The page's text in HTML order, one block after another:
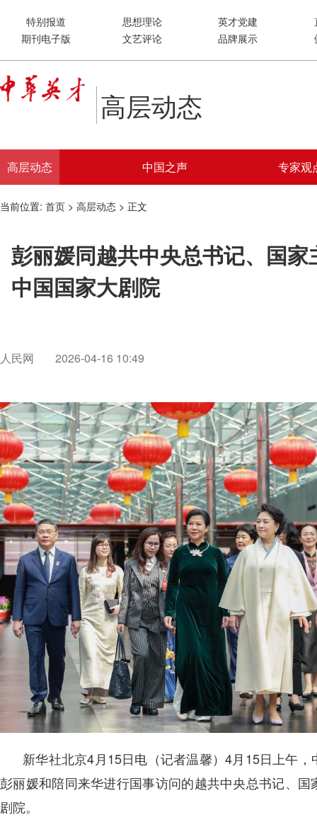
特别报道 思想理论 英才党建
期刊电子版
文艺评论 品牌展示
高层动态
高层动态 中国之声 专家观
当前位置: 首页 > 高层动态 > 正文
彭丽媛同越共中央总书记、国
中国国家大剧院
人民网 2026-04-16 10:49
新华社北京4月15日电（记者温馨）4月15日上午
彭丽媛和陪同来华进行国事访问的越共中央总书记、
剧院。